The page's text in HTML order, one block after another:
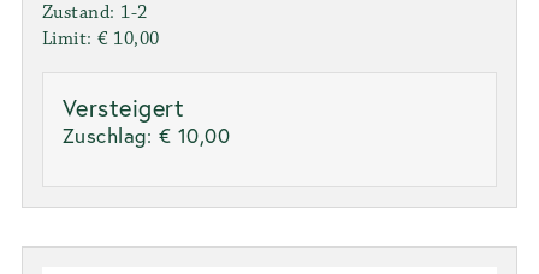
Zustand: 1-2
Limit: € 10,00
Versteigert
Zuschlag: € 10,00